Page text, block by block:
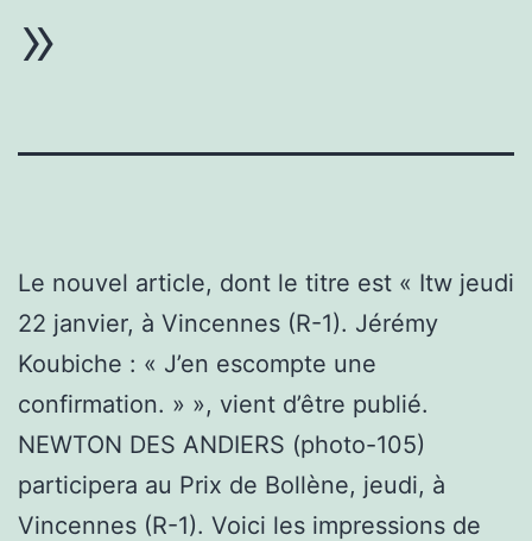
»
Le nouvel article, dont le titre est « Itw jeudi
22 janvier, à Vincennes (R-1). Jérémy
Koubiche : « J’en escompte une
confirmation. » », vient d’être publié.
NEWTON DES ANDIERS (photo-105)
participera au Prix de Bollène, jeudi, à
Vincennes (R-1). Voici les impressions de